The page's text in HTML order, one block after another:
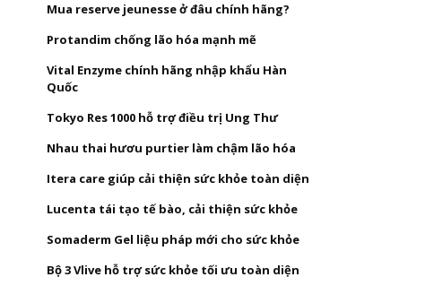
Mua reserve jeunesse ở đâu chính hãng?
Protandim chống lão hóa mạnh mẽ
Vital Enzyme chính hãng nhập khẩu Hàn
Quốc
Tokyo Res 1000 hỗ trợ điều trị Ung Thư
Nhau thai hươu purtier làm chậm lão hóa
Itera care giúp cải thiện sức khỏe toàn diện
Lucenta tái tạo tế bào, cải thiện sức khỏe
Somaderm Gel liệu pháp mới cho sức khỏe
Bộ 3 Vlive hỗ trợ sức khỏe tối ưu toàn diện